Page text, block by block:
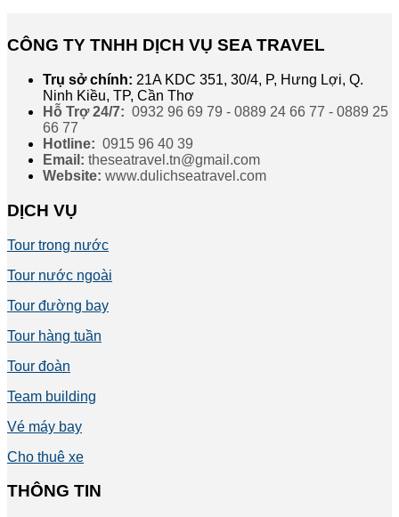
CÔNG TY TNHH DỊCH VỤ SEA TRAVEL
Trụ sở chính: 21A KDC 351, 30/4, P, Hưng Lợi, Q.
Ninh Kiều, TP, Cần Thơ
Hỗ Trợ 24/7: 0932 96 69 79 - 0889 24 66 77 - 0889 25
66 77
Hotline: 0915 96 40 39
Email: theseatravel.tn@gmail.com
Website: www.dulichseatravel.com
DỊCH VỤ
Tour trong nước
Tour nước ngoài
Tour đường bay
Tour hàng tuần
Tour đoàn
Team building
Vé máy bay
Cho thuê xe
THÔNG TIN